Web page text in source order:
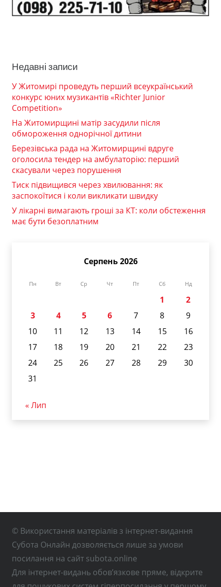
Недавні записи
У Житомирі проведуть перший всеукраїнський
конкурс юних музикантів «Richter Junior
Competition»
На Житомирщині матір засудили після
обмороження однорічної дитини
Березівська рада на Житомирщині вдруге
оголосила тендер на амбулаторію: перший
скасували через порушення
Тиск підвищився через хвилювання: як
заспокоїтися і коли викликати швидку
У лікарні вимагають гроші за КТ: коли обстеження
має бути безоплатним
Серпень 2026
Пн Вт Ср Чт Пт Сб Нд
1
2
3
4 5 6 7 8
9
10
11 12 13 14 15
16
17
18 19 20 21 22
23
24
25 26 27 28 29
30
31
« Лип
© Використання матеріалів з інтернет-видання
Субота Онлайн дозволяється лише за умови
посилання на сайт subota.online
Для інтернет-видань обов’язкове пряме, відкрите